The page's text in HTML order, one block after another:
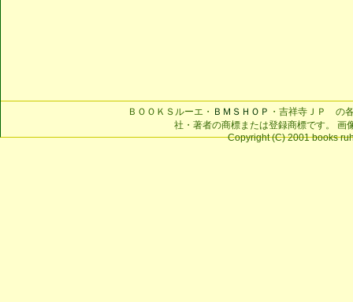
ＢＯＯＫＳルーエ・ ＢＭＳＨＯＰ ・吉祥寺ＪＰ の
社・著者の商標または登録商標です。 画
Copyright (C) 2001 books